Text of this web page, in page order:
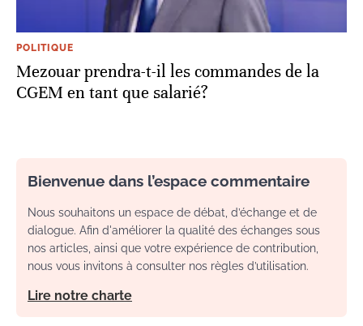
POLITIQUE
Mezouar prendra-t-il les commandes de la
CGEM en tant que salarié?
Bienvenue dans l’espace commentaire
Nous souhaitons un espace de débat, d’échange et de
dialogue. Afin d'améliorer la qualité des échanges sous
nos articles, ainsi que votre expérience de contribution,
nous vous invitons à consulter nos règles d’utilisation.
Lire notre charte